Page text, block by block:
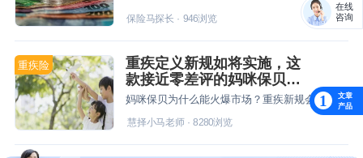
保险马探长 · 946浏览
重疾险
重疾定义新规如将实施，这
款接近零差评的妈咪保贝要
入手吗？
妈咪保贝为什么能火爆市场？重疾新规会有影响吗？
慧择小马老师· 8280浏览
1
文章
产品
在线
咨询